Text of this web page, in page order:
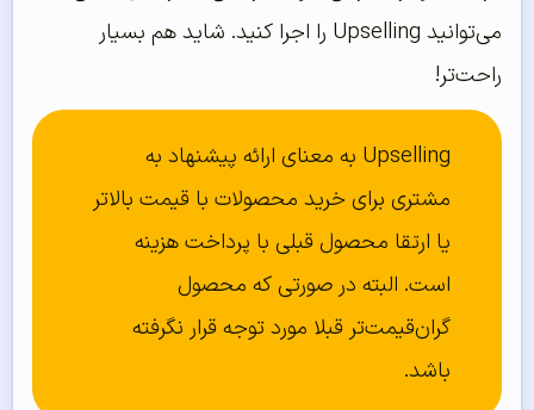
می‌توانید Upselling را اجرا کنید. شاید هم بسیار
راحت‌تر!
Upselling به معنای ارائه پیشنهاد به
مشتری برای خرید محصولات با قیمت بالاتر
یا ارتقا محصول قبلی با پرداخت هزینه
است. البته در صورتی که محصول
گران‌قیمت‌تر قبلا مورد توجه قرار نگرفته
باشد.